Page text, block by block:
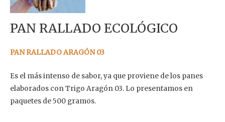
PAN RALLADO ECOLÓGICO
PAN RALLADO ARAGÓN 03
Es el más intenso de sabor, ya que proviene de los panes
elaborados con Trigo Aragón 03. Lo presentamos en
paquetes de 500 gramos.